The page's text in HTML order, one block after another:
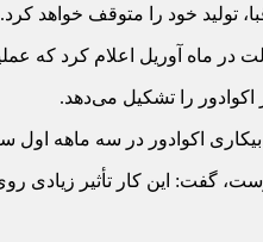
تولید خود را متوقف خواهد کرد.
در ماه آوریل اعلام کرد که